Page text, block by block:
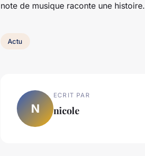
note de musique raconte une histoire.
Actu
N
ECRIT PAR
nicole